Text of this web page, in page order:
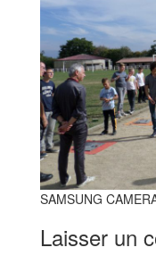
SAMSUNG
Laisser un